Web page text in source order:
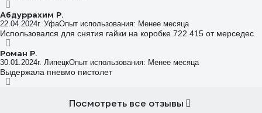
Абдуррахим Р.
22.04.2024г. УфаОпыт использования: Менее месяца
Использовался для снятия гайки на коробке 722.415 от мерседес
Роман Р.
30.01.2024г. ЛипецкОпыт использования: Менее месяца
Выдержала пневмо пистолет
Посмотреть все отзывы